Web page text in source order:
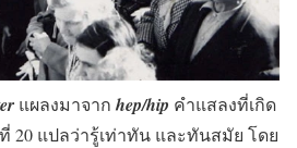
แผลงมาจาก hep/hip คำแสลงที่เกิด
20 แปลว่ารู้เท่าทัน และทันสมัย โดย